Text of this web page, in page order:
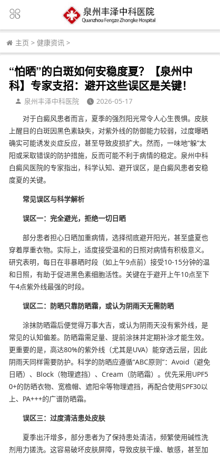
主页 > 健康资讯 >
“怕晒”的白斑如何安稳度夏？【泉州中
科】专家支招：避开这些误区是关键！
泉州丰泽中科医院
2026-05-17
对于白癜风患者而言，夏季的强烈阳光常令人心生畏惧。皮肤
上醒目的白斑因黑色素缺失，对紫外线的防御能力较弱，过度曝晒
确实可能诱发炎症反应，甚至导致皮损扩大。然而，一味地“躲”太
阳或采取错误的防护措施，反而可能不利于病情的稳定。泉州中科
白癜风医院的专家指出，科学认知、避开误区，是白癜风患者安稳
度夏的关键。
常见误区与科学解析
误区一：完全避光，拒绝一切日晒
部分患者担心日晒加重病情，选择彻底避开阳光，甚至盛夏也
穿着厚重衣物。实际上，适度接受温和的日照对病情有积极意义。
研究表明，每日在非暴晒时段（如上午9点前）接受10-15分钟的温
和日照，有助于促进黑色素细胞活性。关键在于避开上午10点至下
午4点紫外线最强的时段。
误区二：防晒只靠防晒霜，或认为阴雨天无需防晒
涂抹防晒霜后便觉得万事大吉，或认为阴雨天没有紫外线，是
常见的认知偏差。防晒霜需足量、提前涂抹并定期补涂才能生效。
更重要的是，高达80%的紫外线（尤其是UVA）能穿透云层，因此
阴雨天同样需要防护。科学的防晒应遵循“ABC原则”：Avoid（避免
日晒）、Block（物理遮挡）、Cream（防晒霜）。优先采用UPF5
0+的防晒衣物、宽檐帽、遮阳伞等物理遮挡，再配合使用SPF30以
上、PA+++的广谱防晒霜。
误区三：过度清洁患处皮肤
夏季出汗增多，部分患者为了保持患处清洁，频繁使用碱性洗
剂用力搓洗。这容易破坏皮肤屏障，导致皮肤干燥、敏感，甚至加